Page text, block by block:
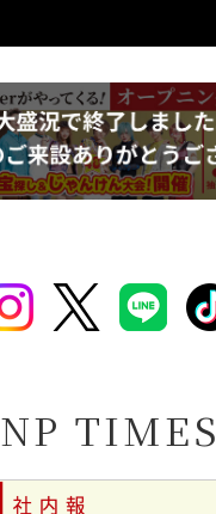
NP TIMES